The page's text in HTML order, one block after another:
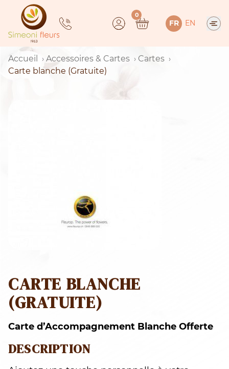
content
0
FR EN
Accueil Accessoires & Cartes
Cartes
Carte blanche (Gratuite)
CARTE BLANCHE
(GRATUITE)
Carte d’Accompagnement Blanche Offerte
DESCRIPTION